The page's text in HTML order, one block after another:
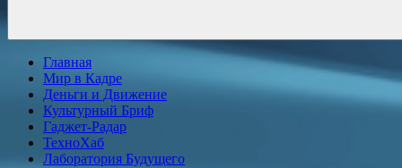
Главная
Мир в Кадре
Деньги и Движение
Культурный Бриф
Гаджет-Радар
ТехноХаб
Лаборатория Будущего